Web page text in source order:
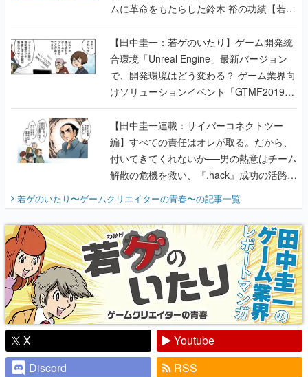
ムに革命をもたらした鈴木 裕の功績【若ゲ
のいたり】
【田中圭一：若ゲのいたり】ゲーム開発統
合環境「Unreal Engine」最新バージョン
で、開発環境はどう変わる？ ゲーム業界向
けソリューションイベント「GTMF2019」
に行って、より理解を深めよう【PR】
【田中圭一連載：サイバーコネクトツー
編】すべての責任はオレが取る。だから、
付いてきてくれないか──男の熱意はチーム
解散の危機を救い、『.hack』成功の活路を
開く。業界の快男児・松山 洋に流れる血は
『少年ジャンプ』色だった【若ゲのいた
り】
若ゲのいたり〜ゲームクリエイターの青春〜の記事一覧
X
Youtube
Discord
RSS